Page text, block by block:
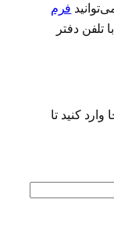
فرم
تلفن دفتر
کنید تا